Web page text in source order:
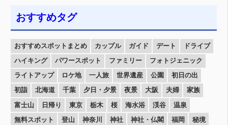
おすすめタグ
おすすめスポットまとめ カップル ガイド デート
ドライブ
ハイキング
パワースポット ファミリー
フォトジェニック
ライトアップ
ロケ地 一人旅 世界遺産 公園
初日の出
初詣
北海道 千葉 夕日・夕景 夜景 大阪 夫婦
家族
富士山
日帰り 東京 栃木 桜 海水浴 渓谷
温泉
無料スポット
登山 神奈川 神社 神社・仏閣 福岡
秘境